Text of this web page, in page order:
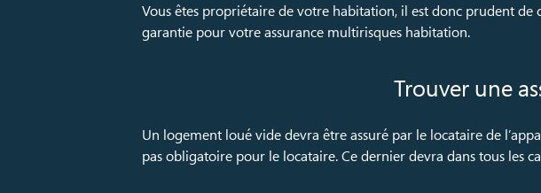
Vous êtes propriétaire de votre habitation, il est donc prudent
garantie pour votre assurance multirisques habitation.
Trouver une
Un logement loué vide devra être assuré par le locataire de
pas obligatoire pour le locataire. Ce dernier devra dans tous les